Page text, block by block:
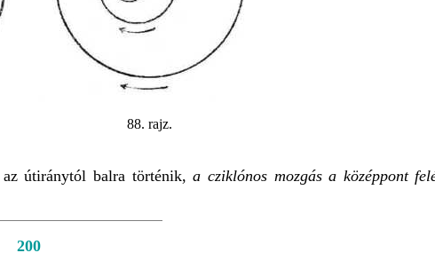
88. rajz.
az útiránytól balra történik,a cziklónos mozgás a középpont
200